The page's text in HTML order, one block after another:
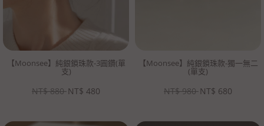
【Moonsee】純銀鎖珠款-3圓鑽(單
支)
NT$ 880 NT$ 480
【Moonsee】純銀鎖珠款-獨一無二
(單支)
NT$ 980 NT$ 680